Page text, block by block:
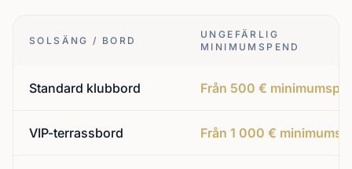
SOLSÄNG / BORD
UNGEFÄRLIG
MINIMUMSPEND
Standard klubbord Från 500 €
VIP-terrassbord Från 1 000 €